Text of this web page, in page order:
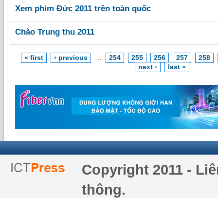
Xem phim Đức 2011 trên toàn quốc
Chào Trung thu 2011
« first ‹ previous 254 255 256 257
258
next ›
last »
Copyright 2011 -
thông.